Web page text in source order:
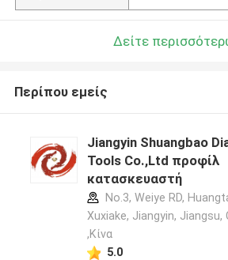
Δείτε
Περίπου εμείς
Jiangyin Shuangbao
Tools Co.,Ltd προφίλ
κατασκευαστή
No.3, Weiye RD,
Xuxiake, Jiangyin, Jiangsu,
,Κίνα
5.0